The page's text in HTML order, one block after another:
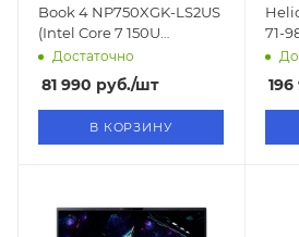
Book 4 NP750XGK-LS2US
(Intel Core 7 150U
1.8GHz/15.6"/1920x1080/16GB/512GB
SSD/Intel Graphics/Win11)
Достаточно
81 990 руб./шт
В КОРЗИНУ
71-